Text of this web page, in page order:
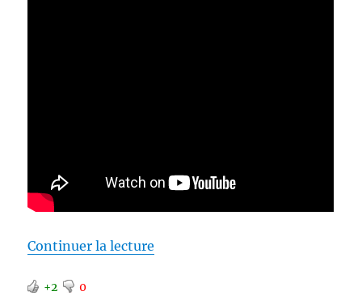
Continuer la lecture
+2 0